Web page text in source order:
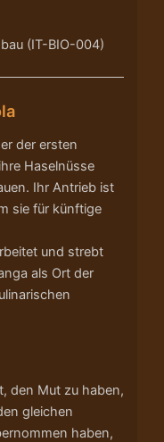
(IT-BIO-004)
der ersten
Haselnüsse
Ihr Antrieb ist
sie für künftige
und strebt
als Ort der
den Mut zu haben,
gleichen
haben,